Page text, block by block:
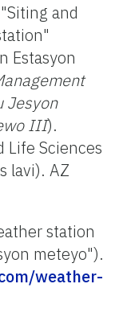
and
Estasyon
Jesyon
III).
Life Sciences
lavi). AZ
station
meteyo").
weather-